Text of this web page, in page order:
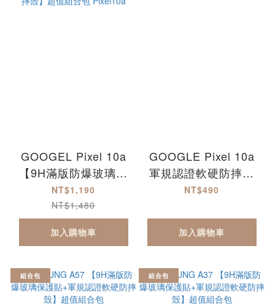
GOOGEL Pixel 10a
【9H滿版防爆玻璃保
護貼+軍規認證軟硬防
摔殼】超值組合包
Pixel10a
NT$1,190
NT$1,480
加入購物車
GOOGLE Pixel 10a
軍規認證軟硬防摔殼
Pixel10a
NT$490
加入購物車
組合包 組合包